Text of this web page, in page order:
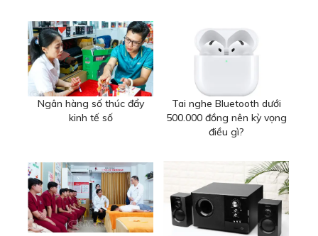
Ngân hàng số thúc đẩy
kinh tế số
Tai nghe Bluetooth dưới
500.000 đồng nên kỳ vọng
điều gì?